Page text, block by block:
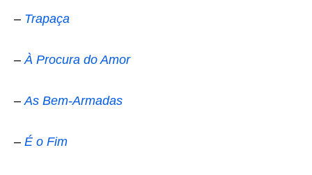
– Trapaça
–À Procura do Amor
–As Bem-Armadas
– É o Fim